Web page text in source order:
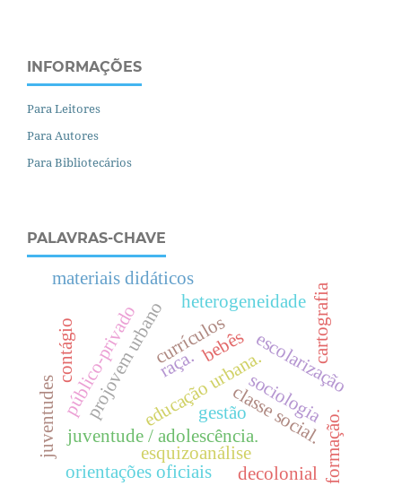
INFORMAÇÕES
Para Leitores
Para Autores
Para Bibliotecários
PALAVRAS-CHAVE
currículos
projovem urbano
juventude / adolescência.
e
d
u
c
a
ç
ã
o
u
r
b
a
n
a
.
c
l
a
s
s
e
s
o
c
i
a
l
.
raça.
gestão
juventudes
escolarização
heterogeneidade
materiais didáticos
público-privado
esquizoanálise formação.
decolonial
bebês
contágio cartografia
orientações oficiais
sociologia